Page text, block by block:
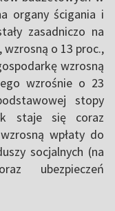
organy ścigania i
zasadniczo na
o 13 proc.,
wzrosną
wzrośnie o 23
stopy
staje się coraz
wpłaty do
socjalnych (na
ubezpieczeń